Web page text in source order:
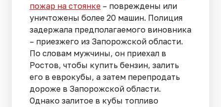
пожар на стоянке – повреждены или
уничтожены более 20 машин. Полиция
задержала предполагаемого виновника
– приезжего из Запорожской области.
По словам мужчины, он приехал в
Ростов, чтобы купить бензин, залить
его в еврокубы, а затем перепродать
дороже в Запорожской области.
Однако залитое в кубы топливо